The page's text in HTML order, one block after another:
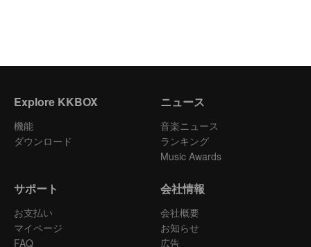
Explore KKBOX
機能
ダウンロード
ニュース
音楽ニュース
ランキング
Music Awards
サポート
お支払い
マイページ
FAQ
会社情報
会社概要
お知らせ
広告